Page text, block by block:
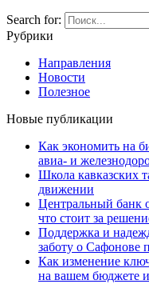
Search for:
Рубрики
Направления
Новости
Полезное
Новые публикации
Как экономить на
авиа- и
Школа кавказских
движении
Центральный банк
что стоит за
Поддержка и
заботу о Сафонове
Как изменение
на вашем бюджете